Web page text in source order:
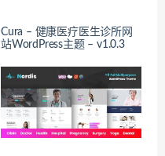
Cura – 健康医疗医生诊所网
站WordPress主题 – v1.0.3